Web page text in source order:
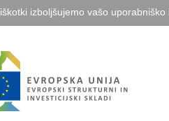
izboljšujemo vašo